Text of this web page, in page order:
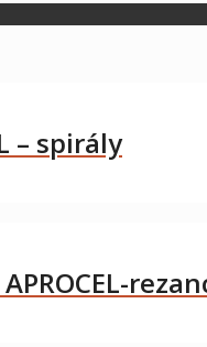
– spirály